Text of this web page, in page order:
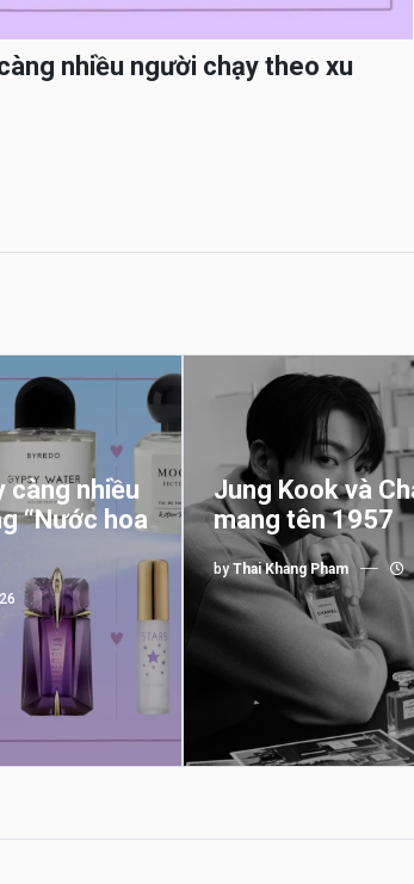
nhiều người chạy theo xu
càng nhiều
“Nước hoa
Jung Kook và
mang tên 1957
by Thai Khang Pham